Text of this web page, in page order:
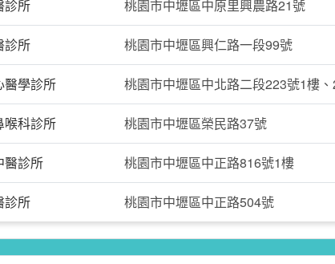
診所 桃園市中壢區中原里興農路21號
診所 桃園市中壢區興仁路一段99號
醫學診所 桃園市中壢區中北路二段223號1樓
喉科診所 桃園市中壢區榮民路37號
醫診所 桃園市中壢區中正路816號1樓
診所 桃園市中壢區中正路504號